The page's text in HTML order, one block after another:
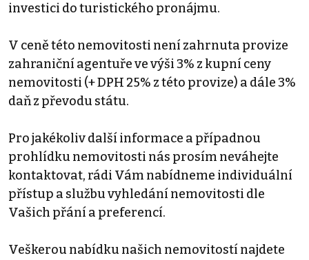
investici do turistického pronájmu.
V ceně této nemovitosti není zahrnuta provize
zahraniční agentuře ve výši 3% z kupní ceny
nemovitosti (+ DPH 25% z této provize) a dále 3%
daň z převodu státu.
Pro jakékoliv další informace a případnou
prohlídku nemovitosti nás prosím neváhejte
kontaktovat, rádi Vám nabídneme individuální
přístup a službu vyhledání nemovitosti dle
Vašich přání a preferencí.
Veškerou nabídku našich nemovitostí najdete